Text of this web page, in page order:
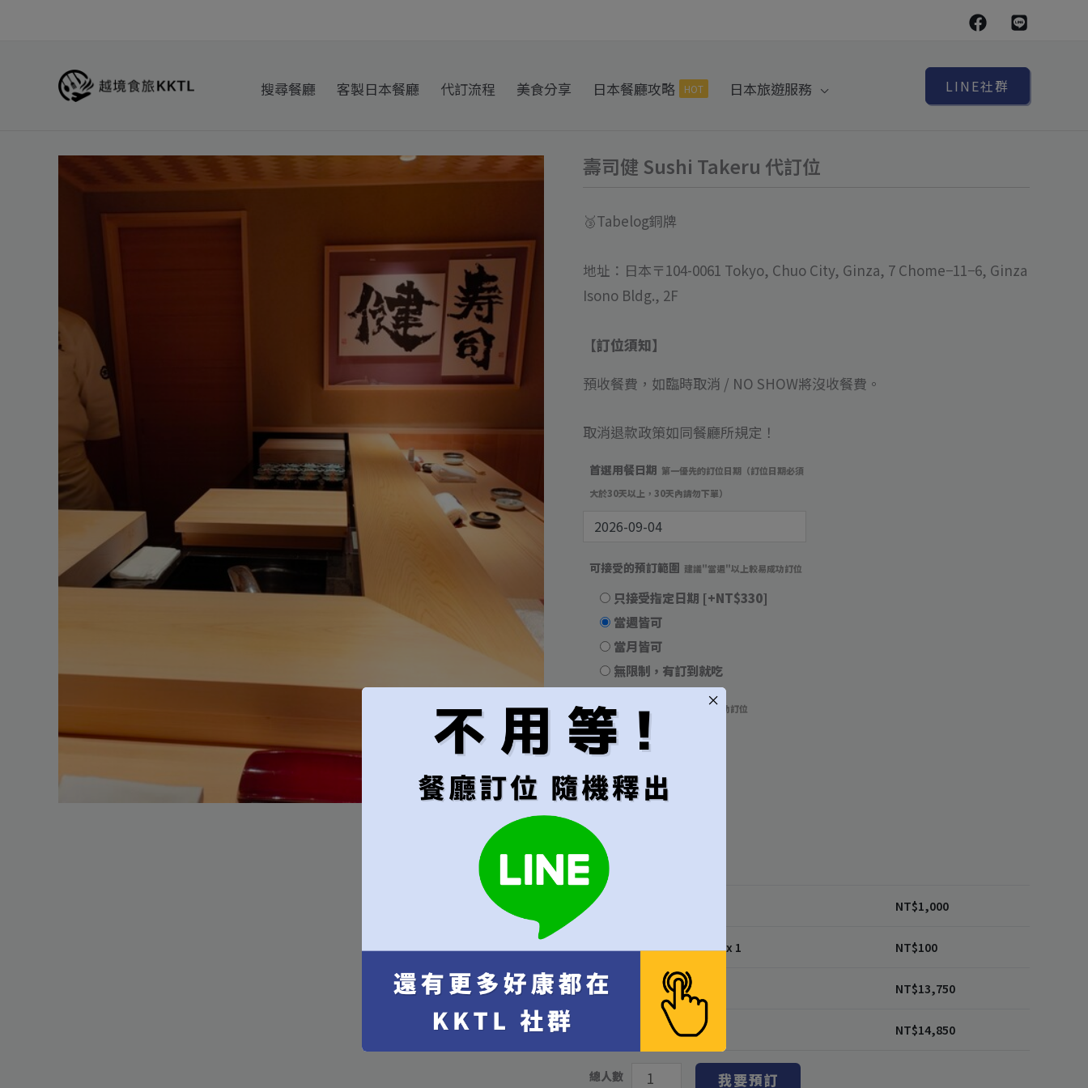
搜尋餐廳 客製日本餐廳 代訂流程 美食分享 日本餐廳攻略 HOT 日本旅遊服務 LINE社群
壽司健 Sushi Takeru 代訂位
🥉Tabelog銅牌
地址：日本〒104-0061 Tokyo, Chuo City, Ginza, 7 Chome−11−6, Ginza
Isono Bldg., 2F
【訂位須知】
預收餐費，如臨時取消 / NO SHOW將沒收餐費 。
取消退款政策如同餐廳所規定！
首選用餐日期 第一優先的訂位日期（訂位日期必須
大於30天以上，30天內請勿下單）
可接受的預訂範圍 建議"當週"以上較易成功訂位
只接受指定日期 [+NT$330]
當週皆可
當月皆可
無限制，有訂到就吃
用餐時段 建議"隨機"較容易成功訂位
隨機（建議）
晚餐
代訂費 每位 NT$ NT$1,000
10% 服務費 每位 NT$100x 1 NT$100
餐費 NT$ 13,750 x 1 NT$13,750
NT$14,850
總人數
壽
健
Takeru
代
位
量
我要預訂